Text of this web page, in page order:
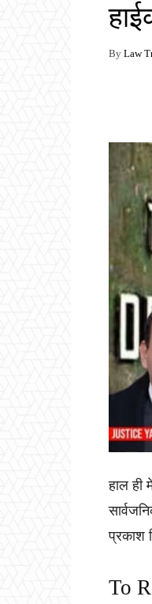
By Law
हाल ही
प्रकाश
To